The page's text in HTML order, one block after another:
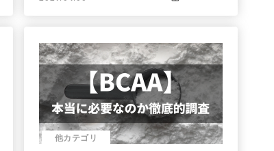
他カテゴリ